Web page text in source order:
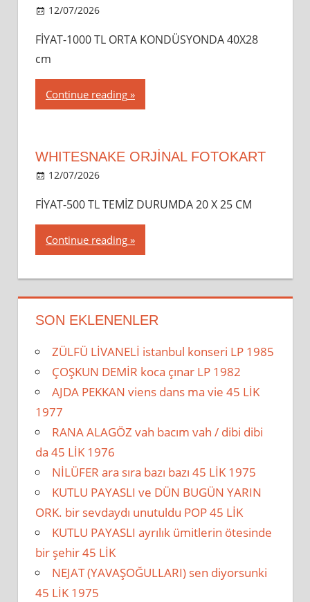
12/07/2026
FİYAT-1000 TL ORTA KONDÜSYONDA 40X28
cm
Continue reading
WHITESNAKE ORJİNAL FOTOKART
12/07/2026
FİYAT-500 TL TEMİZ DURUMDA 20 X 25 CM
Continue reading
SON EKLENENLER
ZÜLFÜ LİVANELİ istanbul konseri LP 1985
ÇOŞKUN DEMİR koca çınar LP 1982
AJDA PEKKAN viens dans ma vie 45 LİK
1977
RANA ALAGÖZ vah bacım vah / dibi dibi
da 45 LİK 1976
NİLÜFER ara sıra bazı bazı 45 LİK 1975
KUTLU PAYASLI ve DÜN BUGÜN YARIN
ORK. bir sevdaydı unutuldu POP 45 LİK
KUTLU PAYASLI ayrılık ümitlerin ötesinde
bir şehir 45 LİK
NEJAT (YAVAŞOĞULLARI) sen diyorsunki
45 LİK 1975